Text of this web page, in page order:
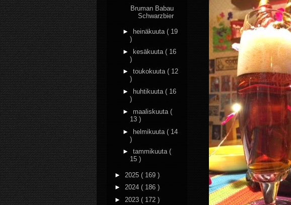
Bruman Babau
Schwarzbier
► heinäkuuta ( 19
)
► kesäkuuta ( 16
)
► toukokuuta ( 12
)
►
huhtikuuta ( 16
)
► maaliskuuta (
13 )
► helmikuuta ( 14
)
► tammikuuta (
15 )
► 2025 ( 169 )
► 2024 ( 186 )
► 2023 ( 172 )